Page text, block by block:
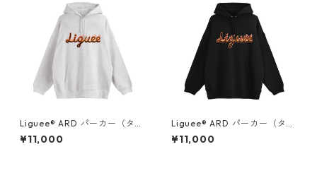
Liguee®️ ARD パーカー（タイ
プロゴプリント）グレー
¥11,000
Liguee®️ ARD パーカー（タイ
プロゴプリント）ブラック
¥11,000